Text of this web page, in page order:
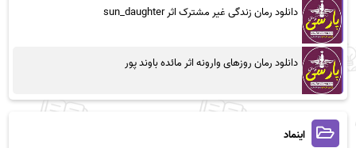
دانلود رمان زندگی غیر مشترک اثر sun_daughter
دانلود رمان روزهای وارونه اثر مائده باوند پور
اینماد